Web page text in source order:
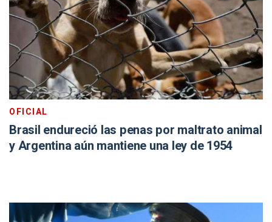
OFICIAL
Brasil endureció las penas por maltrato animal
y Argentina aún mantiene una ley de 1954